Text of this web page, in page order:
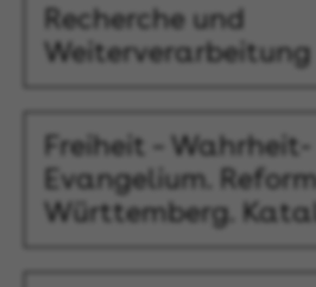
Recherche und
Weiterverarbeitung
Freiheit – Wahrheit-
Evangelium.
Württemberg.